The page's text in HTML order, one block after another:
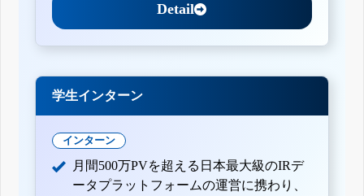
Detail
学生インターン
インターン
月間500万PVを超える日本最大級のIRデ
ータプラットフォームの運営に携わり、